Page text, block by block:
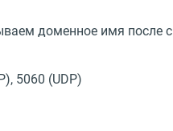
доменное имя после
5060 (UDP)